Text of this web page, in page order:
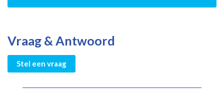
Vraag & Antwoord
Stel een vraag